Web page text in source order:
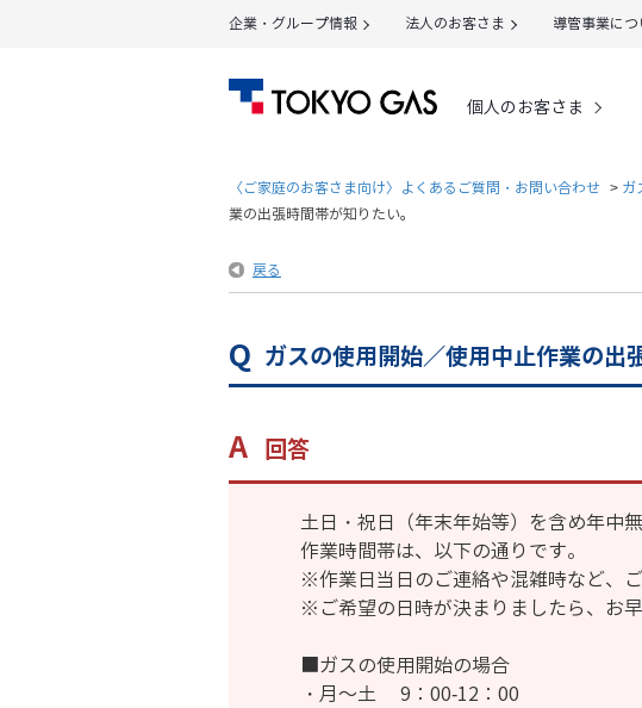
企業・グループ情報 法人のお客さま 導管事業に
個人のお客さま
〈ご家庭のお客さま向け〉よくあるご質問・お問い合わせ > ガ
業の出張時間帯が知りたい。
戻る
ガスの使用開始／使用中止作業の出
回答
土日・祝日（年末年始等）を含め年中
作業時間帯は、以下の通りです。
※作業日当日のご連絡や混雑時など、
※ご希望の日時が決まりましたら、お
■ガスの使用開始の場合
・月～土 9：00-12：00